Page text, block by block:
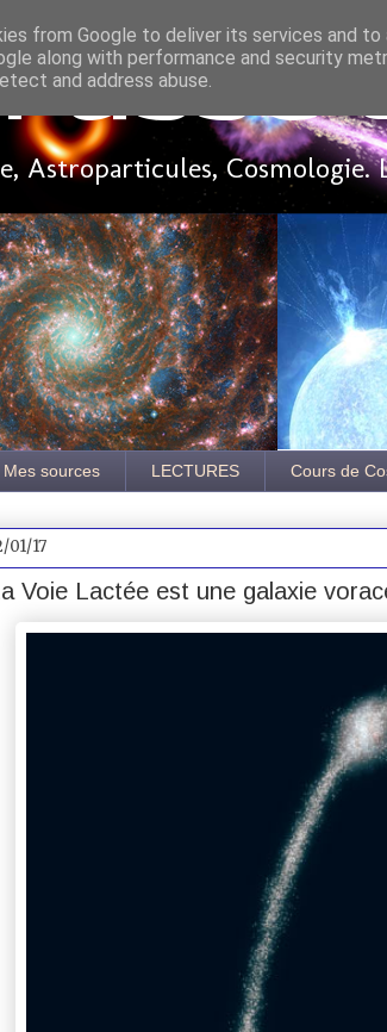
Astroparticules, Cosmologie.
Mes sources LECTURES Cours de
01/17
Voie Lactée est une galaxie
from Google to deliver its services and
along with performance and security
and address abuse.